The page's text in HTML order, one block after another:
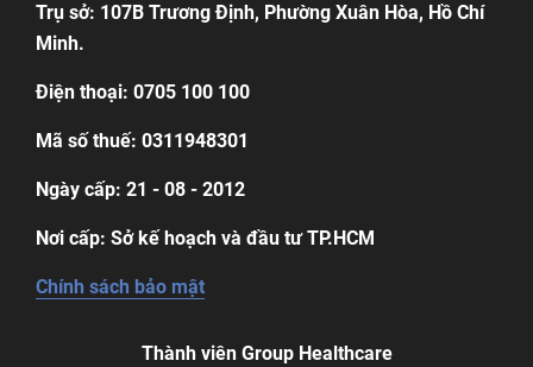
Trụ sở: 107B Trương Định, Phường Xuân Hòa, Hồ Chí
Minh.
Điện thoại: 0705 100 100
Mã số thuế: 0311948301
Ngày cấp: 21 - 08 - 2012
Nơi cấp: Sở kế hoạch và đầu tư TP.HCM
Chính sách bảo mật
Thành viên Group Healthcare